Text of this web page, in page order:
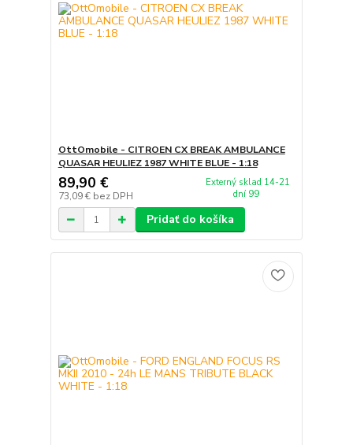
OttOmobile - CITROEN CX BREAK AMBULANCE
QUASAR HEULIEZ 1987 WHITE BLUE - 1:18
89,90 €
73,09 € bez DPH
Externý sklad 14-21
dní 99
Pridať do košíka